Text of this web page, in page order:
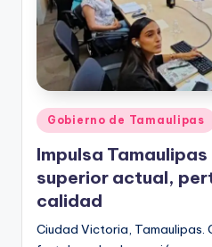
s
Publicado
en
Gobierno de Tamaulipas
Impulsa
superior actual,
calidad
Ciudad Victoria, Tamaulipas.